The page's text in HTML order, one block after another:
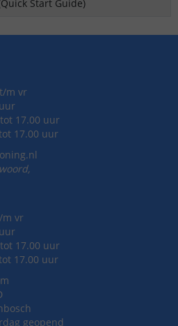
Start Guide)
m vr
17.00 uur
17.00 uur
m vr
17.00 uur
17.00 uur
geopend